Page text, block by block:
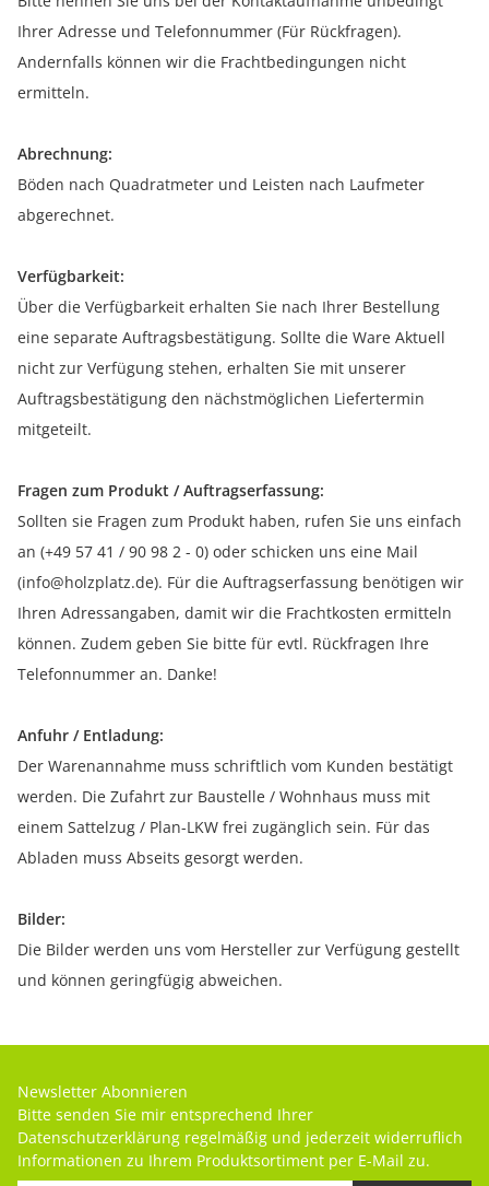
Ihrer Adresse und Telefonnummer (Für Rückfragen).
Andernfalls können wir die Frachtbedingungen nicht
ermitteln.
Abrechnung:
Böden nach Quadratmeter und Leisten nach Laufmeter
abgerechnet.
Verfügbarkeit:
Über die Verfügbarkeit erhalten Sie nach Ihrer Bestellung
eine separate Auftragsbestätigung. Sollte die Ware Aktuell
nicht zur Verfügung stehen, erhalten Sie mit unserer
Auftragsbestätigung den nächstmöglichen Liefertermin
mitgeteilt.
Fragen zum Produkt / Auftragserfassung:
Sollten sie Fragen zum Produkt haben, rufen Sie uns einfach
an (+49 57 41 / 90 98 2 - 0) oder schicken uns eine Mail
(info@holzplatz.de). Für die Auftragserfassung benötigen wir
Ihren Adressangaben, damit wir die Frachtkosten ermitteln
können. Zudem geben Sie bitte für evtl. Rückfragen Ihre
Telefonnummer an. Danke!
Anfuhr / Entladung:
Der Warenannahme muss schriftlich vom Kunden bestätigt
werden. Die Zufahrt zur Baustelle / Wohnhaus muss mit
einem Sattelzug / Plan-LKW frei zugänglich sein. Für das
Abladen muss Abseits gesorgt werden.
Bilder:
Die Bilder werden uns vom Hersteller zur Verfügung gestellt
und können geringfügig abweichen.
Newsletter Abonnieren
Bitte senden Sie mir entsprechend Ihrer
Datenschutzerklärung regelmäßig und jederzeit widerruflich
Informationen zu Ihrem Produktsortiment per E-Mail zu.